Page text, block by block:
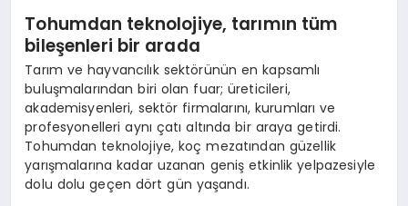
Tohumdan teknolojiye, tarımın tüm
bileşenleri bir arada
Tarım ve hayvancılık sektörünün en kapsamlı
buluşmalarından biri olan fuar; üreticileri,
akademisyenleri, sektör firmalarını, kurumları ve
profesyonelleri aynı çatı altında bir araya getirdi.
Tohumdan teknolojiye, koç mezatından güzellik
yarışmalarına kadar uzanan geniş etkinlik yelpazesiyle
dolu dolu geçen dört gün yaşandı.